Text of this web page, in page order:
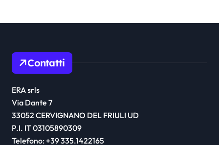
Contatti
ERA srls
Via Dante 7
33052 CERVIGNANO DEL FRIULI UD
P.I. IT 03105890309
Telefono: +39 335.1422165